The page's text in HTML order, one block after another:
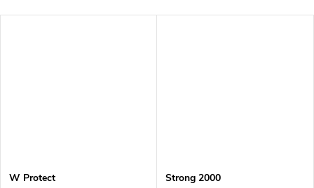
W Protect Strong 2000